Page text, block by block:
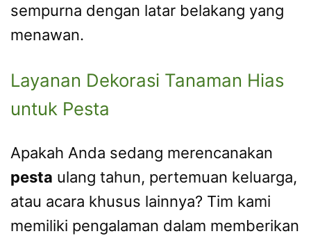
sempurna dengan latar belakang yang
menawan.
Layanan Dekorasi Tanaman Hias
untuk Pesta
Apakah Anda sedang merencanakan
pesta ulang tahun, pertemuan keluarga,
atau acara khusus lainnya? Tim kami
memiliki pengalaman dalam memberikan